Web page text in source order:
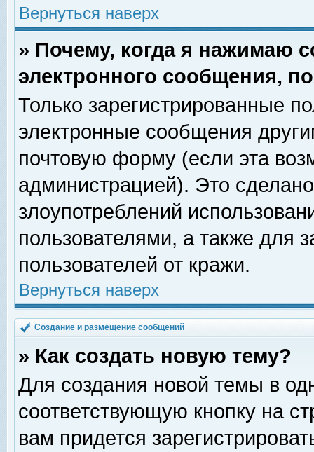
Вернуться наверх
» Почему, когда я нажимаю
электронного сообщения,
Только зарегистрированные
электронные сообщения
почтовую форму (если эта
администрацией). Это
злоупотреблений
пользователями, а также для
пользователей от кражи.
Вернуться наверх
Создание и размещение сообщений
» Как создать новую тему?
Для создания новой темы в
соответствующую кнопку на
вам придется